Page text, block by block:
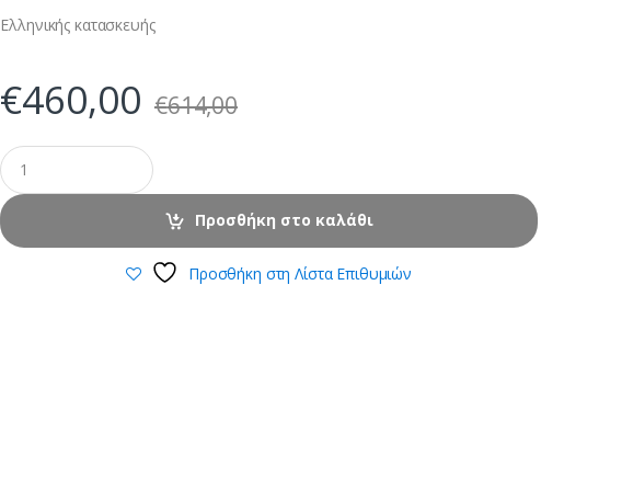
Ελληνικής κατασκευής
€460,00 €614,00
Προσθήκη στο καλάθι
Προσθήκη στη Λίστα Επιθυμιών